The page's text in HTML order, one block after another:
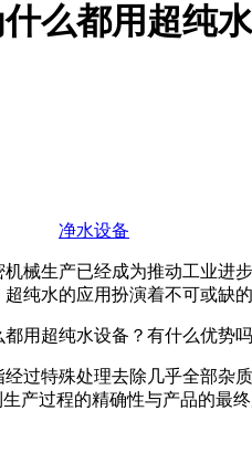
么都用超纯
净水设备
械生产已经成为推动工业进
纯水的应用扮演着不可或缺
特殊处理去除几乎全部杂质
产过程的精确性与产品的最